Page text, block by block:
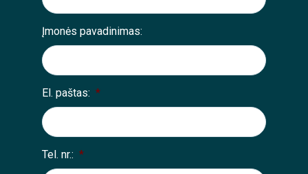
Įmonės pavadinimas:
El. paštas: *
Tel. nr.: *